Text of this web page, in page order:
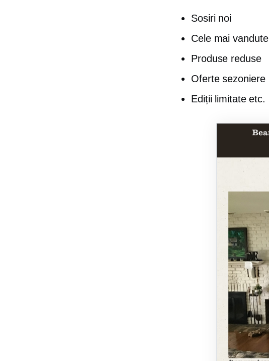
Sosiri noi
Cele mai vandute
Produse reduse
Oferte sezoniere
Ediții limitate etc.